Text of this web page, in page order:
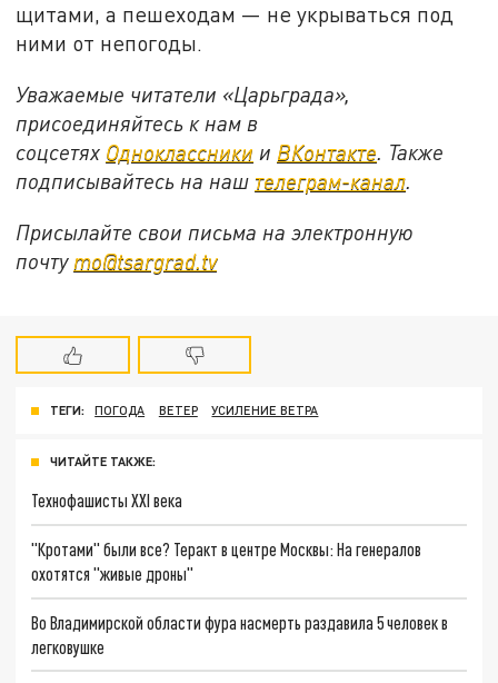
щитами, а пешеходам — не укрываться под
ними от непогоды.
Уважаемые читатели «Царьграда»,
присоединяйтесь к нам в
соцсетях Одноклассники и ВКонтакте. Также
подписывайтесь на наш телеграм-канал.
Присылайте свои письма на электронную
почту mo@tsargrad.tv
ТЕГИ: ПОГОДА ВЕТЕР УСИЛЕНИЕ ВЕТРА
ЧИТАЙТЕ ТАКЖЕ:
Технофашисты XXI века
"Кротами" были все? Теракт в центре Москвы: На генералов
охотятся "живые дроны"
Во Владимирской области фура насмерть раздавила 5 человек в
легковушке